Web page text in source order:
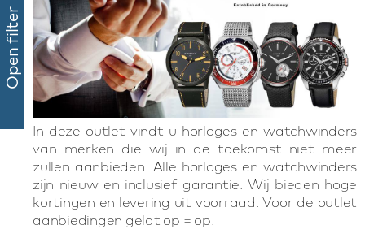
Open filter
In deze outlet vindt u horloges en watchwinders
van merken die wij in de toekomst niet meer
zullen aanbieden. Alle horloges en watchwinders
zijn nieuw en inclusief garantie. Wij bieden hoge
kortingen en levering uit voorraad. Voor de outlet
aanbiedingen geldt op = op.